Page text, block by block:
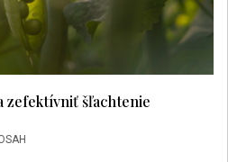
zefektívniť šľachtenie